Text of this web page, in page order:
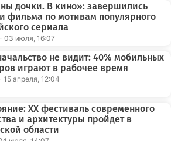
дочки. В кино»: завершились
фильма по мотивам популярного
сериала
- 03 июля, 16:07
не видит: 40% мобильных
играют в рабочее время
15 апреля, 12:04
XX фестиваль современного
и архитектуры пройдет в
области